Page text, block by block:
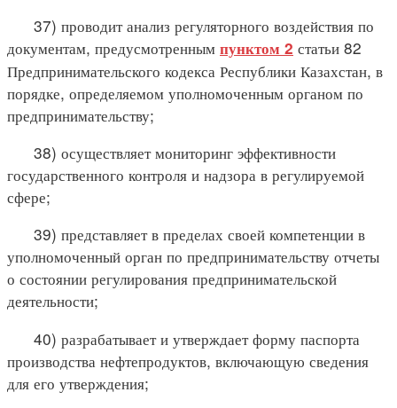
37) проводит анализ регуляторного воздействия по
документам, предусмотренным пунктом 2 статьи 82
Предпринимательского кодекса Республики Казахстан, в
порядке, определяемом уполномоченным органом по
предпринимательству;
38) осуществляет мониторинг эффективности
государственного контроля и надзора в регулируемой
сфере;
39) представляет в пределах своей компетенции в
уполномоченный орган по предпринимательству отчеты
о состоянии регулирования предпринимательской
деятельности;
40) разрабатывает и утверждает форму паспорта
производства нефтепродуктов, включающую сведения
для его утверждения;